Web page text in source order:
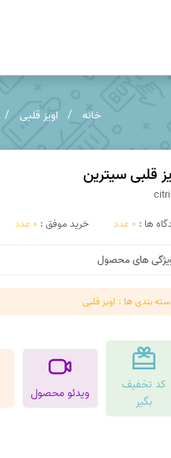
عقیق زرد
عقیق کارنلین
کرزی لس اگات
استیک اگات
خانه اویز قلبی
قلبی سیترین
ها : 0 عدد خرید موفق : 0 عدد
های محصول
بندی ها : اویز قلبی
کد تخفیف
بگیر
ویدئو محصول